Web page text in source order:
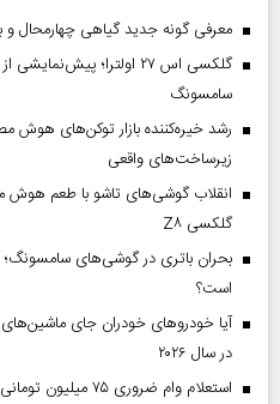
معرفی گونه جدید گیاهی چهارمحال و
گلکسی اس ۲۷ اولترا؛
سامسونگ
زیرساخت‌های واقعی
انقلاب گوشی‌های تاشو‌ با طعم هوش
گلکسی Z۸
است؟
آیا خودروهای خودران جای
در سال ۲۰۲۶
استعلام وام